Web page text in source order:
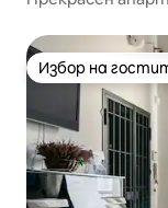
Избор на
Избор на